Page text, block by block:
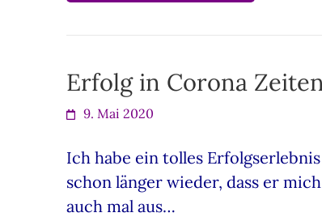
Erfolg in Corona
9. Mai 2020
Ich habe ein tolles
schon länger wieder, dass er
auch mal aus…